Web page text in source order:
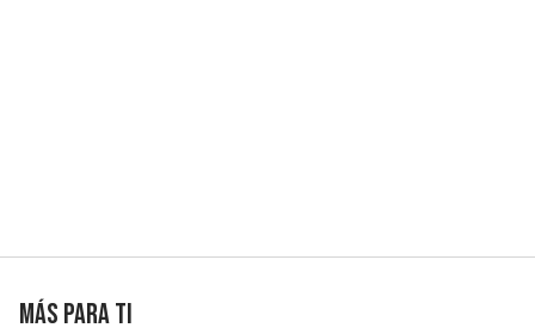
Más para ti